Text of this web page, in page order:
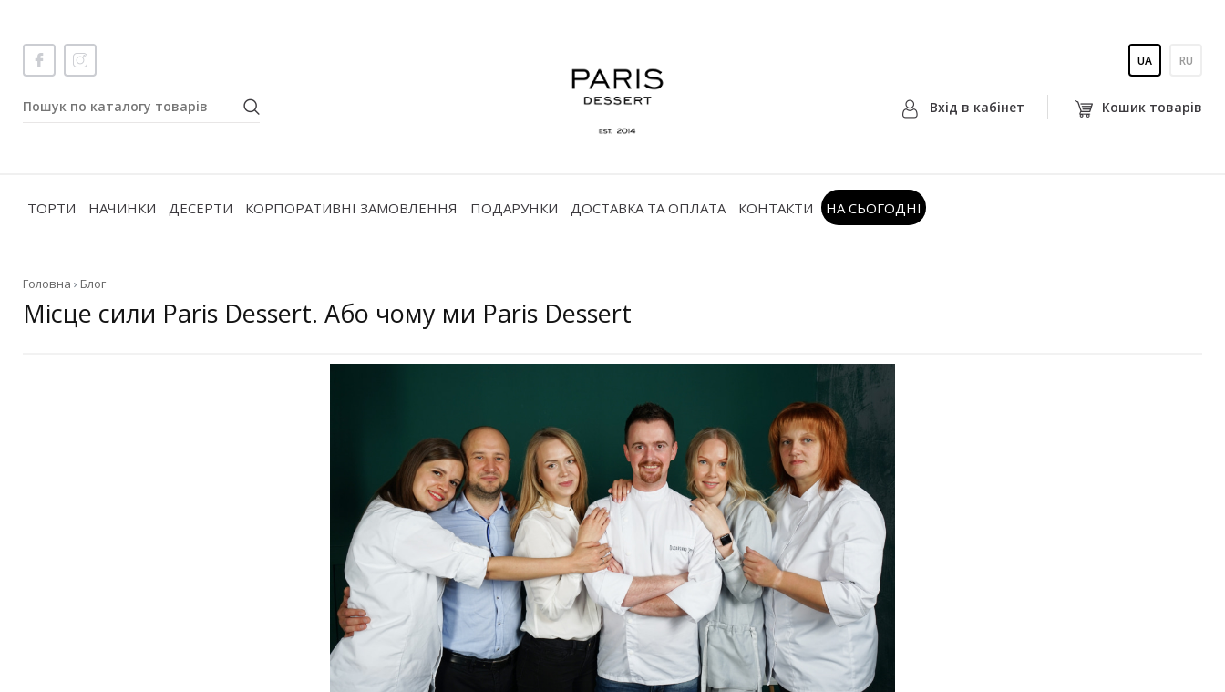
UA RU
Вхiд в кабiнет Кошик товарiв
ТОРТИ НАЧИНКИ ДЕСЕРТИ КОРПОРАТИВНІ ЗАМОВЛЕННЯ ПОДАРУНКИ ДОСТАВКА ТА ОПЛАТА КОНТАКТИ НА СЬОГОДНІ
Головна › Блог
Місце сили Paris Dessert. Або чому ми Paris Dessert